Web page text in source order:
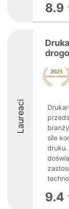
8.9
Laureaci
sile
druku.
9.4